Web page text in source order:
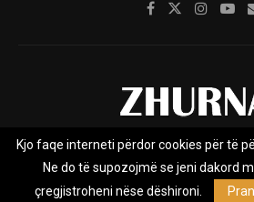
Rreth nesh Impresumi
Privacy Policy
Kjo faqe interneti përdor cookies për të
Ne do të supozojmë se jeni dakord
çregjistroheni nëse dëshironi.